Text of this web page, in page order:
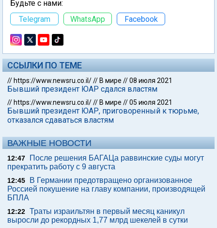
Будьте с нами:
Telegram
WhatsApp Facebook
ССЫЛКИ ПО ТЕМЕ
// https://www.newsru.co.il/// В мире //08 июля 2021
Бывший президент ЮАР сдался властям
// https://www.newsru.co.il/// В мире //05 июля 2021
Бывший президент ЮАР, приговоренный к тюрьме,
отказался сдаваться властям
ВАЖНЫЕ НОВОСТИ
12:47
После решения БАГАЦа раввинские суды могут
прекратить работу с 9 августа
12:45
В Германии предотвращено организованное
Россией покушение на главу компании, производящей
БПЛА
12:22 Траты израильтян в первый месяц каникул
выросли до рекордных 1,77 млрд шекелей в сутки